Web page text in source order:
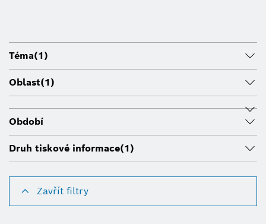
Téma(1)
Oblast(1)
Období
Druh tiskové informace(1)
Zavřít filtry